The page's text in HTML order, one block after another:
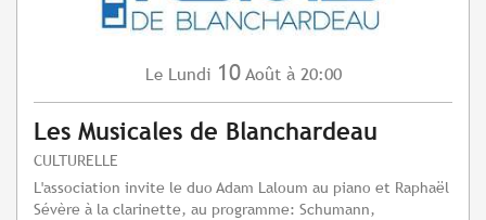
Le Lundi 10 Août à 20:00
Les Musicales de Blanchardeau
CULTURELLE
L'association invite le duo Adam Laloum au piano et Raphaël
Sévère à la clarinette, au programme: Schumann,